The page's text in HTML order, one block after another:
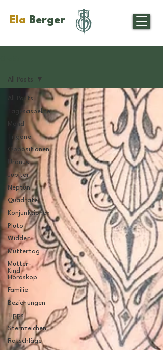
Ela Berger
All Posts
Tagesaspekte
Mond
Trigone
Oppositionen
Uranus
Jupiter
Neptun
Quadrate
Konjunktionen
Pluto
Widder
Muttertag
Mutter-
Kind
Horoskop
Familie
Beziehungen
Tipps
Sternzeichen
Ratschläge
All Posts